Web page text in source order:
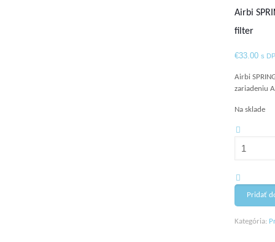
Airbi
filter
€33.00 s
Airbi
zariadeniu
Na sklade
Airbi
filter
Pridať
Kategória: